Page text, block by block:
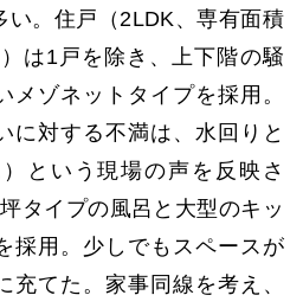
。住戸（2LDK、専有面積
は1戸を除き、上下階の騒
メゾネットタイプを採用。
に対する不満は、水回りと
という現場の声を反映さ
タイプの風呂と大型のキッ
採用。少しでもスペースが
充てた。家事同線を考え、